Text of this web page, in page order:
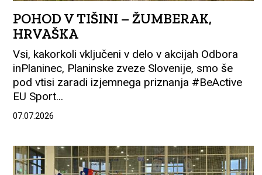
POHOD V TIŠINI – ŽUMBERAK,
HRVAŠKA
Vsi, kakorkoli vključeni v delo v akcijah Odbora
inPlaninec, Planinske zveze Slovenije, smo še
pod vtisi zaradi izjemnega priznanja #BeActive
EU Sport...
07.07.2026